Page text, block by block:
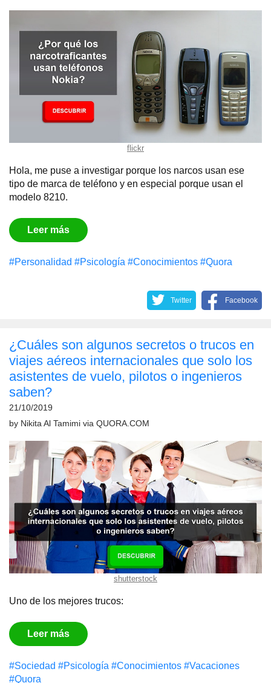
flickr
Hola, me puse a investigar porque los narcos usan ese
tipo de marca de teléfono y en especial porque usan el
modelo 8210.
Leer más
#Personalidad #Psicología #Conocimientos #Quora
Twitter Facebook
¿Cuáles son algunos secretos o trucos en
viajes aéreos internacionales que solo los
asistentes de vuelo, pilotos o ingenieros
saben?
21/10/2019
by Nikita Al Tamimi via QUORA.COM
shutterstock
Uno de los mejores trucos:
Leer más
#Sociedad #Psicología #Conocimientos #Vacaciones
#Quora